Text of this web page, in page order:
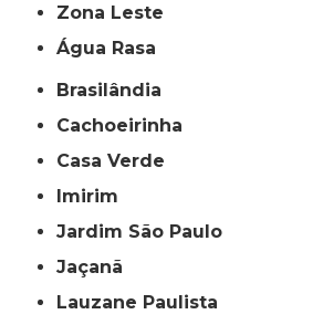
Zona Leste
Água Rasa
Brasilândia
Cachoeirinha
Casa Verde
Imirim
Jardim São Paulo
Jaçanã
Lauzane Paulista